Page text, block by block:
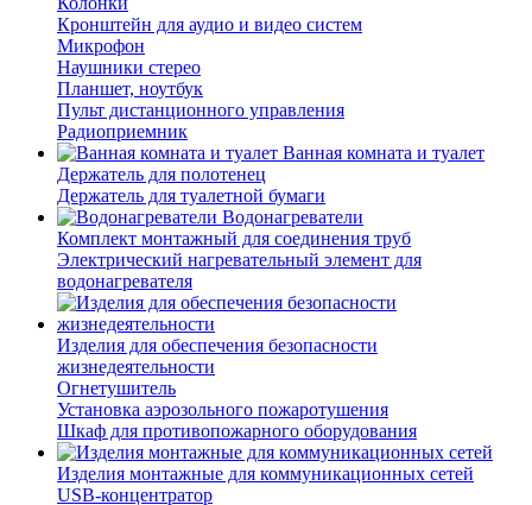
Кронштейн для аудио и видео систем
Микрофон
Наушники стерео
Планшет, ноутбук
Пульт дистанционного управления
Радиоприемник
Ванная комната и туалет
Держатель для полотенец
Держатель для туалетной бумаги
Водонагреватели
Комплект монтажный для соединения труб
Электрический нагревательный элемент для
водонагревателя
Изделия для обеспечения безопасности
жизнедеятельности
Огнетушитель
Установка аэрозольного пожаротушения
Шкаф для противопожарного оборудования
Изделия монтажные для коммуникационных сетей
USB-концентратор